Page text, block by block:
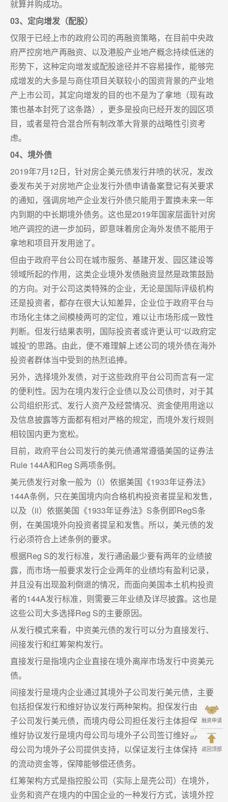
就算并购成功。
03、定向增发（配股）
仅限于已经上市的政府公司的再融资策略，在目前中央政
府严控房地产再融资、以及港股产业地产概念持续低迷的
形势下，这种定向增发或配股途径并不容易操作，能够完
成增发的大多是与商住项目关联较小的国资背景的产业地
产上市公司，其定向增发的目的也不是为了拿地（现有政
策也基本封死了这条路），更多是投向已经开发的园区项
目，或者是符合混合所有制改革大背景的战略性引资考
虑。
04、境外债
2019年7月12日，针对房企美元债发行井喷的状况，发改
委发布关于对房地产企业发行外债申请备案登记有关要求
的通知，强调房地产企业发行外债只能用于置换未来一年
内到期的中长期境外债务。这也是2019年国家层面针对房
地产调控的进一步加码，即意味着房企海外发债不能用于
拿地和项目开发用途了。
但由于政府平台公司在城市服务、基建开发、园区建设等
领域所起的作用，这类企业境外发债融资显然是政策鼓励
的方向。对于公司这类特殊的企业，无论是国际评级机构
还是投资者，都存在很大认知差异，企业位于政府平台与
市场化主体之间模棱两可的定位，难以让市场形成一致性
判断。但发行结果表明，国际投资者或许更认可“以政府定
城投”的思路。由此，便不难理解上述公司的境外债在海外
投资者群体当中受到的热烈追捧。
另外，选择境外发债，对于这些政府平台公司而言有一定
的便利性。因为在境内发行企业债以及公司债时，对于其
公司组织形式、发行人资产及经营情况、资金使用用途以
及信息披露等方面都有相对严格的规定，而境外发行规则
相较国内更为宽松。
目前，政府平台公司发行的美元债通常遵循美国的证券法
Rule 144A和Reg S两项条例。
美元债发行对象一般为（i）依据美国《1933年证券法》
144A条例，只在美国境内向合格机构投资者提呈和发售，
以及（ii）依据美国《1933年证券法》S条例即RegS条
例，在美国境外向投资者提呈和发售。所以，美元债的发
行必须符合上述条例的要求。
根据Reg S的发行标准，发行通函最少要有两年的业绩披
露，而市场一般要求发行企业两年的业绩均有盈利记录，
并且没有出现盈利倒退的情况，而面向美国本土机构投资
者的144A发行标准，则需要三年业绩及详尽披露。这也是
这些公司大多选择Reg S的主要原因。
从发行模式来看，中资美元债的发行可以分为直接发行、
间接发行和红筹架构发行。
直接发行是指境内企业直接在境外离岸市场发行中资美元
债。
间接发行是境内企业通过其境外子公司发行美元债，主要
包括担保发行和维好协议发行两种架构。担保发行由境外
子公司发行美元债，而境内母公司担任发行主体担保人；
维好协议发行是境内母公司与境外子公司签订维好协议，
母公司为境外子公司提供支持，以保证发行主体保持适当
的流动资金等，保障能够偿还债务。
红筹架构方式是指控股公司（实际上是壳公司）在境外，
业务和资产在境内的中国企业的一种发行方式，该境外控
融资申请
返回顶部